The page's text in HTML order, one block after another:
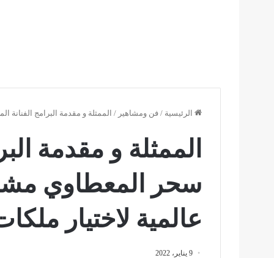
الرئيسية / فن ومشاهير / الممثلة و مقدمة البرامج
الممثلة و مقدمة
سحر المعطاوي
عالمية لاختيار
9 يناير، 2022